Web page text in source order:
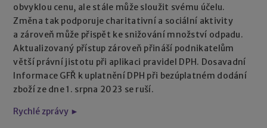
obvyklou cenu, ale stále může sloužit svému účelu.
Změna tak podporuje charitativní a sociální aktivity
a zároveň může přispět ke snižování množství odpadu.
Aktualizovaný přístup zároveň přináší podnikatelům
větší právní jistotu při aplikaci pravidel DPH. Dosavadní
Informace GFŘ k uplatnění DPH při bezúplatném dodání
zboží ze dne 1. srpna 2023 se ruší.
Rychlé zprávy ►